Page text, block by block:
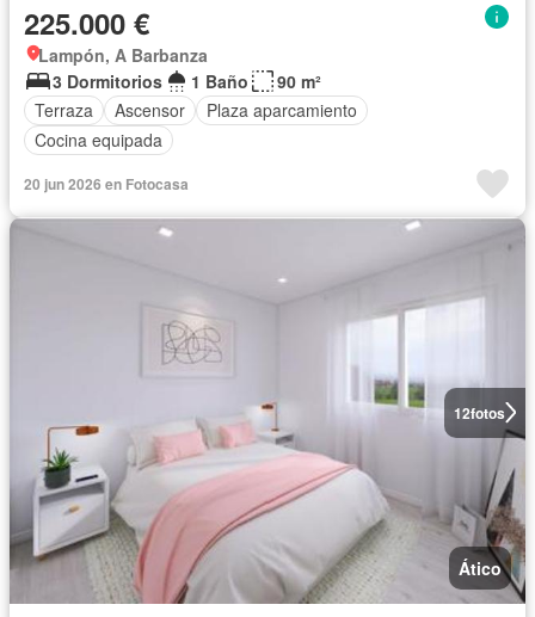
225.000 €
Lampón, A Barbanza
3 Dormitorios
1 Baño
90 m²
Terraza
Ascensor
Plaza aparcamiento
Cocina equipada
20 jun 2026 en Fotocasa
12fotos
Ático